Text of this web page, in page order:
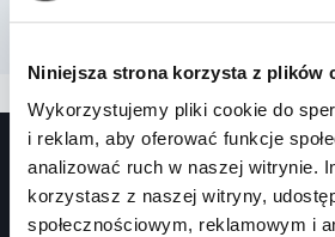
Niniejsza strona korzysta z plików
Wykorzystujemy pliki cookie do
i reklam, aby oferować funkcje
analizować ruch w naszej witrynie.
korzystasz z naszej witryny,
społecznościowym, reklamowym i